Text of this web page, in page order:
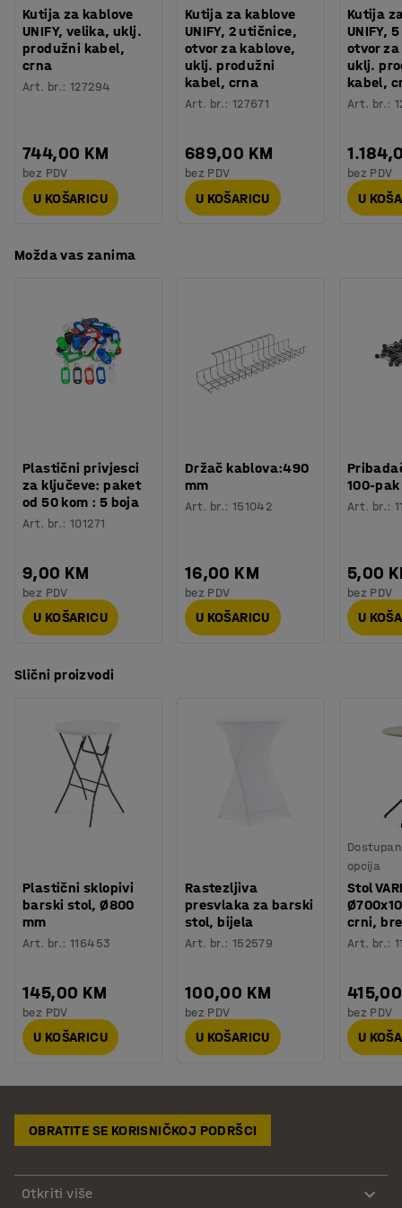
asortimana namještaja QBUS.
Testirano: EN 15372:2016
Kutija za kablove
UNIFY, velika, uklj.
produžni kabel,
crna
Art. br.:127294
744,00 KM
bez PDV
U KOŠARICU
Kutija za kablove
UNIFY, 2 utičnice,
otvor za kablove,
uklj. produžni
kabel, crna
Art. br.: 127671
689,00 KM
bez PDV
U KOŠARICU
Kutija
UNIFY,
otvor
uklj.
kabel,
Art. br.:
bez PDV
U
Možda vas zanima
Plastični privjesci
za ključeve: paket
od 50 kom : 5 boja
Art. br.:101271
9,00 KM
bez PDV
U KOŠARICU
Držač kablova:490
mm
Art. br.: 151042
16,00 KM
bez PDV
U KOŠARICU
100-pak
Art. br.:
5,00
bez PDV
U
Slični proizvodi
Plastični sklopivi
barski stol, Ø800
mm
Art. br.:116453
145,00 KM
bez PDV
U KOŠARICU
Rastezljiva
presvlaka za barski
stol, bijela
Art. br.: 152579
100,00 KM
bez PDV
U KOŠARICU
opcija
Stol
crni,
Art. br.:
bez PDV
U
OBRATITE SE KORISNIČKOJ PODRŠCI
Otkriti više